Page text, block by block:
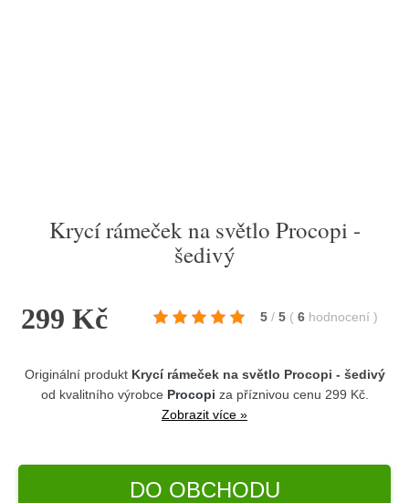
Krycí rámeček na světlo Procopi -
šedivý
299 Kč 5 / 5 ( 6 hodnocení )
Originální produkt Krycí rámeček na světlo Procopi - šedivý
od kvalitního výrobce Procopi za příznivou cenu 299 Kč.
Zobrazit více »
DO OBCHODU